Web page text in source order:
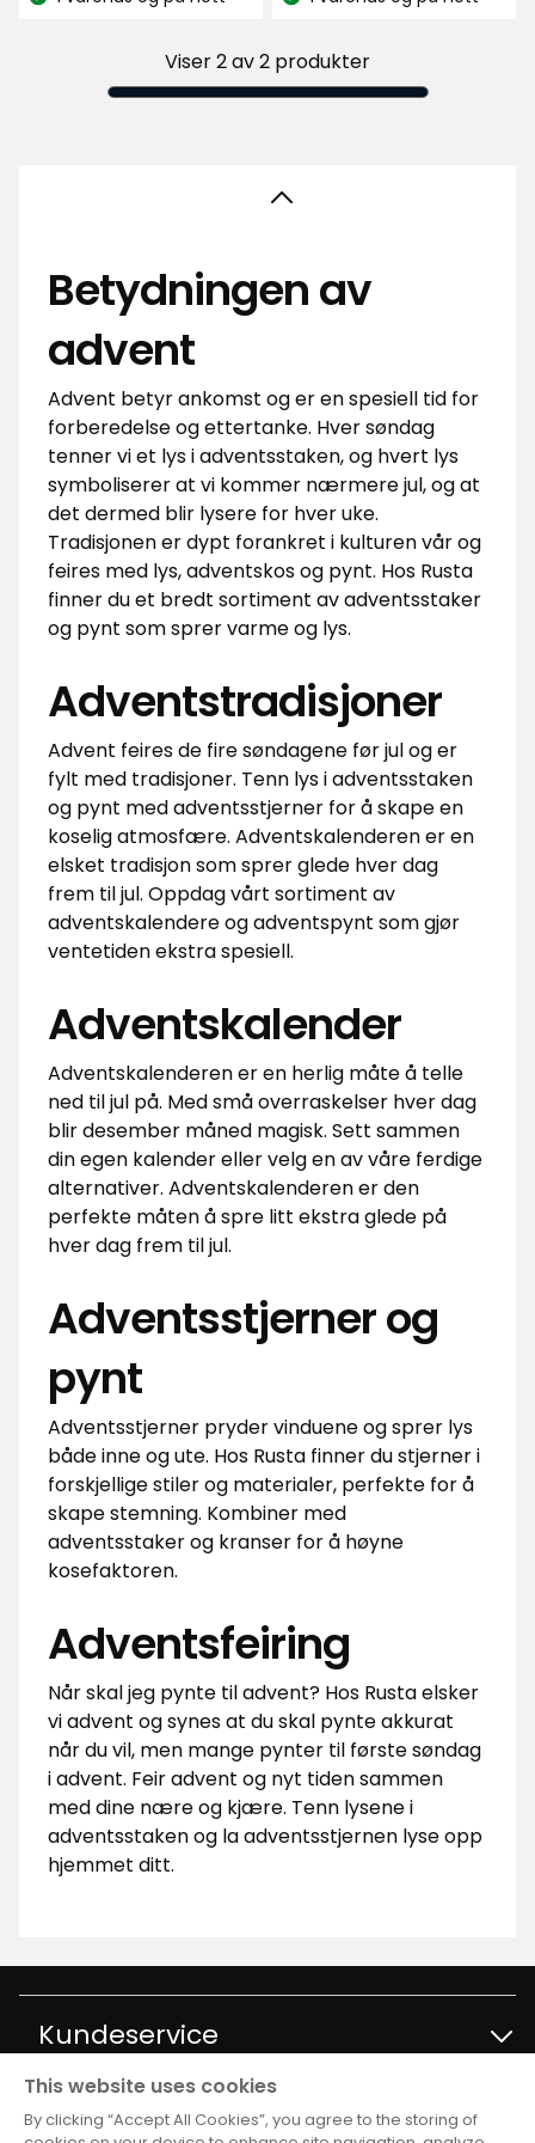
Lagerbalanse:
anmeldelser
Lagerbalanse:
Viser 2 av 2 produkter
Betydningen av
advent
Advent betyr ankomst og er en spesiell tid for
forberedelse og ettertanke. Hver søndag
tenner vi et lys i adventsstaken, og hvert lys
symboliserer at vi kommer nærmere jul, og at
det dermed blir lysere for hver uke.
Tradisjonen er dypt forankret i kulturen vår og
feires med lys, adventskos og pynt. Hos Rusta
finner du et bredt sortiment av adventsstaker
og pynt som sprer varme og lys.
Adventstradisjoner
Advent feires de fire søndagene før jul og er
fylt med tradisjoner. Tenn lys i adventsstaken
og pynt med adventsstjerner for å skape en
koselig atmosfære. Adventskalenderen er en
elsket tradisjon som sprer glede hver dag
frem til jul. Oppdag vårt sortiment av
adventskalendere og adventspynt som gjør
ventetiden ekstra spesiell.
Adventskalender
Adventskalenderen er en herlig måte å telle
ned til jul på. Med små overraskelser hver dag
blir desember måned magisk. Sett sammen
din egen kalender eller velg en av våre ferdige
alternativer. Adventskalenderen er den
perfekte måten å spre litt ekstra glede på
hver dag frem til jul.
Adventsstjerner og
pynt
Adventsstjerner pryder vinduene og sprer lys
både inne og ute. Hos Rusta finner du stjerner i
forskjellige stiler og materialer, perfekte for å
skape stemning. Kombiner med
adventsstaker og kranser for å høyne
kosefaktoren.
Adventsfeiring
Når skal jeg pynte til advent? Hos Rusta elsker
vi advent og synes at du skal pynte akkurat
når du vil, men mange pynter til første søndag
i advent. Feir advent og nyt tiden sammen
med dine nære og kjære. Tenn lysene i
adventsstaken og la adventsstjernen lyse opp
hjemmet ditt.
Kundeservice
Informasjon
This website uses cookies
By clicking “Accept All Cookies”, you agree to the storing of